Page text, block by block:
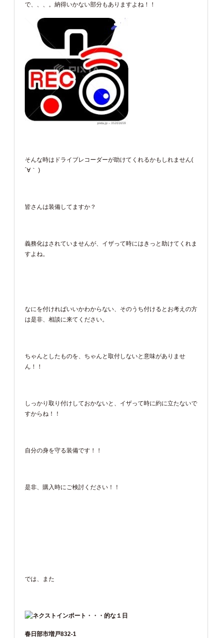
で、、、。納得いかない部分もありますよね！！
そんな時はドライブレコーダーが助けてくれるかもしれません(
´∀｀ )
皆さんは装備してますか？
義務化はされていませんが、イザって時にはきっと助けてくれま
すよね。
なにを付ければいいかわからない、そのうち付けるとお考えの方
は是非、相談に来てください。
ちゃんとしたものを、ちゃんと取付しないと意味がありませ
ん！！
しっかり取り付けしておかないと、イザって時に約に立たないで
すからね！！
自分の身を守る装備です！！
是非、購入時にご検討ください！！
では、また
春日部市増戸832-1